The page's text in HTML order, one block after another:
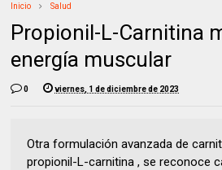
Inicio Salud
Propionil-L-Carnitina
energía muscular
0 viernes, 1 de diciembre de 2023
Otra formulación avanzada de
propionil-L-carnitina , se reconoce